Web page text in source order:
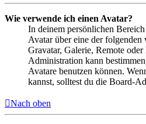
Wie verwende ich einen Avatar?
In deinem persönlichen
Avatar über eine der
Gravatar, Galerie, Remote
Administration kann
Avatare benutzen können.
kannst, solltest du die Board-
Nach oben